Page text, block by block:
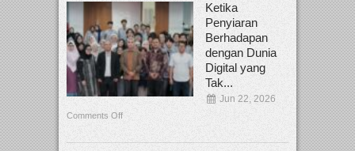
Ketika
Penyiaran
Berhadapan
dengan Dunia
Digital yang
Tak...
Jun 22, 2026
Comments Off